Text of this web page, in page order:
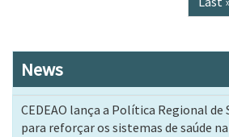
News
CEDEAO lança a Política Regional de
para reforçar os sistemas de saúde